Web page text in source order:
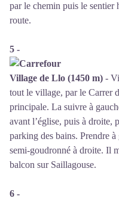
par le chemin puis le sentier
route.
5 -
Village de Llo (1450 m) -
tout le village, par le Carrer
principale. La suivre à
avant l’église, puis à droite,
parking des bains. Prendre
semi-goudronné à droite. Il
balcon sur Saillagouse.
6 -